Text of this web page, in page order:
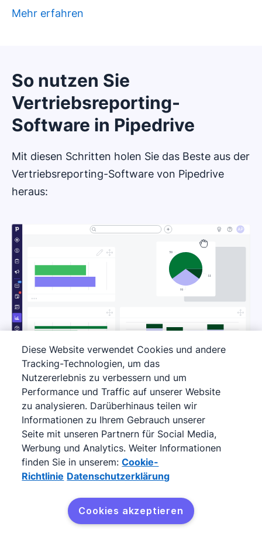
Mehr erfahren
So nutzen Sie
Vertriebsreporting-
Software in Pipedrive
Mit diesen Schritten holen Sie das Beste aus der
Vertriebsreporting-Software von Pipedrive
heraus:
1. Mit Dashboards die wichtigsten
Metriken eingrenzen
Coaching für Vertriebs- und Marketingteams wird
einfacher, wenn Sie sich auf Zahlen stützen können. In
Pipedrive wählen Sie Ihre wichtigsten KPIs aus – etwa
Abschlussraten und durchschnittliche Deal-Größe –
und vergleichen die aktuelle Performance mit den
2. Abgleich der Performance mit
gesetzten Zielen
Verfolgen Sie die Performance Ihrer
3. Anpassung und Optimierung Ihrer
Vertriebsstrategie
Kostenlos testen
Diese Website verwendet Cookies und andere
Tracking-Technologien, um das
Nutzererlebnis zu verbessern und um
Performance und Traffic auf unserer Website
zu analysieren. Darüberhinaus teilen wir
Informationen zu Ihrem Gebrauch unserer
Seite mit unseren Partnern für Social Media,
Werbung und Analytics. Weiter Informationen
finden Sie in unserem: Cookie-
Richtlinie Datenschutzerklärung
Cookies akzeptieren